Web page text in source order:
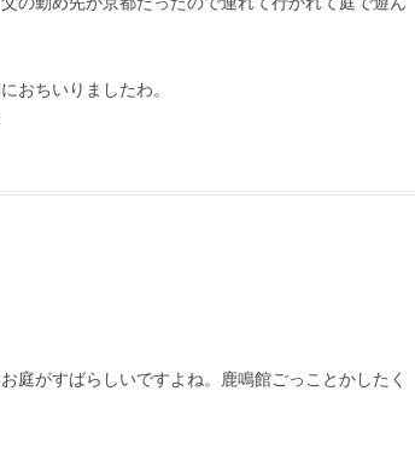
おちいりましたわ。
庭がすばらしいですよね。鹿鳴館ごっことかしたく